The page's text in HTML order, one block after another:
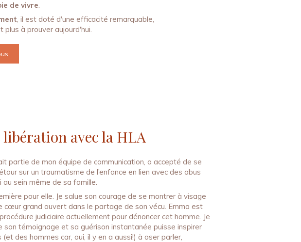
de vivre.
, il est doté d'une efficacité remarquable,
à prouver aujourd'hui.
avec la HLA
partie de mon équipe de communication, a accepté de se
sur un traumatisme de l’enfance en lien avec des abus
au sein même de sa famille.
pour elle. Je salue son courage de se montrer à visage
cœur grand ouvert dans le partage de son vécu. Emma est
judiciaire actuellement pour dénoncer cet homme. Je
son témoignage et sa guérison instantanée puisse inspirer
des hommes car, oui, il y en a aussi!) à oser parler,